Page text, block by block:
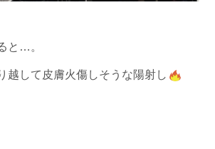
と…。
越して皮膚火傷しそうな陽射し